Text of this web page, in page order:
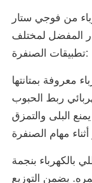
من فوجي ستار
المفضل لمختلف
تطبيقات الصنفرة:
معروفة بمتانتها
ربط الحبوب
البلى والتمزق
بالكهرباء بنجمة
يضمن التوزيع